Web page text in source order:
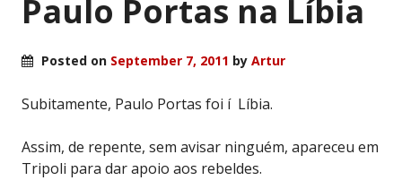
Paulo Portas na Líbia
Posted on September 7, 2011 by Artur
Subitamente, Paulo Portas foi í Líbia.
Assim, de repente, sem avisar ninguém, apareceu em
Tripoli para dar apoio aos rebeldes.